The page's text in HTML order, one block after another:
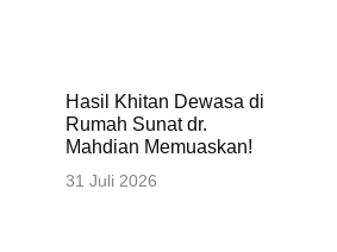
Hasil Khitan Dewasa di
Rumah Sunat dr.
Mahdian Memuaskan!
31 Juli 2026